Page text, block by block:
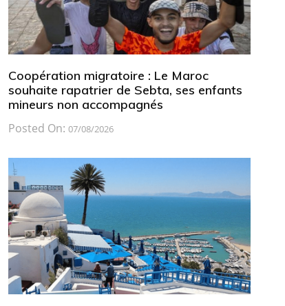
Coopération migratoire : Le Maroc
souhaite rapatrier de Sebta, ses enfants
mineurs non accompagnés
Posted On: 07/08/2026